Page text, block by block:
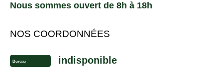
Nous sommes ouvert de 8h à 18h
NOS COORDONNÉES
Bureau indisponible